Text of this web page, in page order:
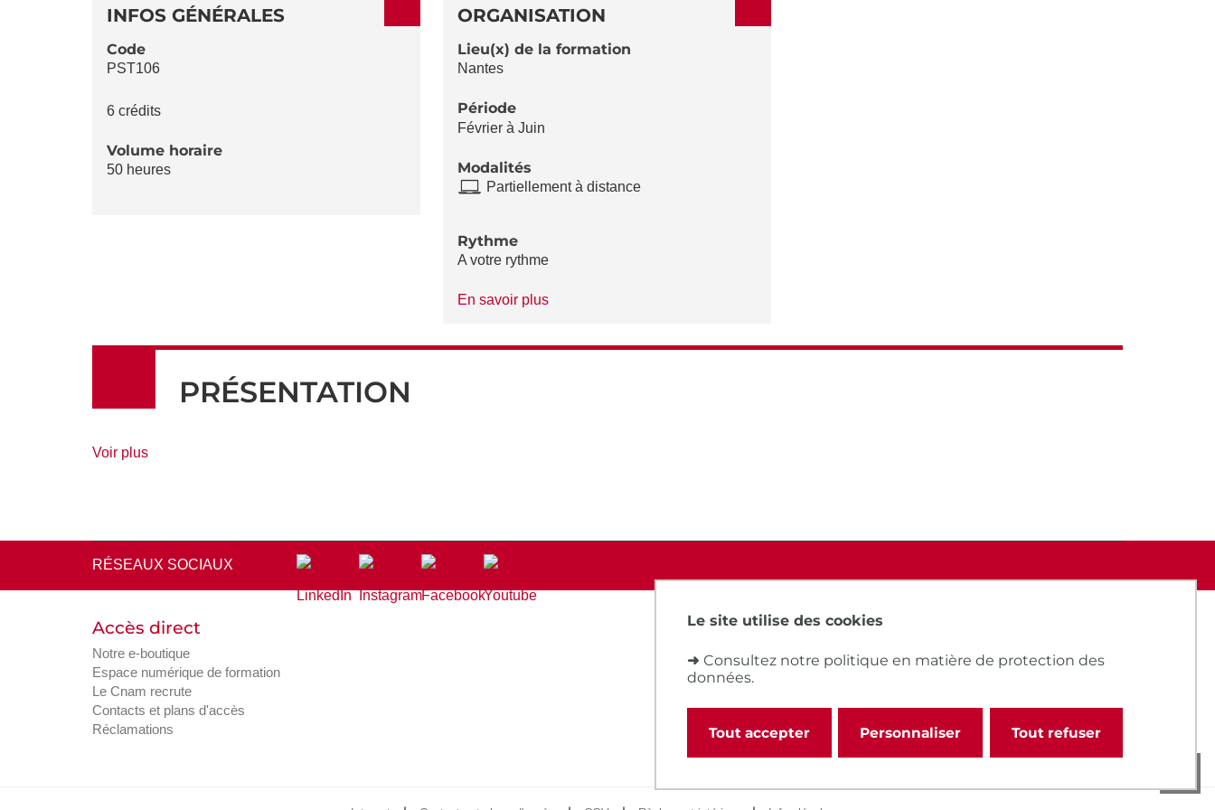
Le site utilise des cookies
➜ Consultez notre politique en matière de protection des
données.
Tout accepter Tout refuser
Personnaliser
DE
LA
INFOS GÉNÉRALES
Code
PST106
6 crédits
Volume horaire
50 heures
ORGANISATION
Lieu(x) de la formation
Nantes
Période
Février à Juin
Modalités
Partiellement à distance
Rythme
A votre rythme
En savoir plusà
Rythme
PRÉSENTATION
Voir plusde
RÉSEAUX SOCIAUX
Accès direct
Notre e-boutique
Espace numérique de formation
Le Cnam recrute
Contacts et plans d'accès
Réclamations